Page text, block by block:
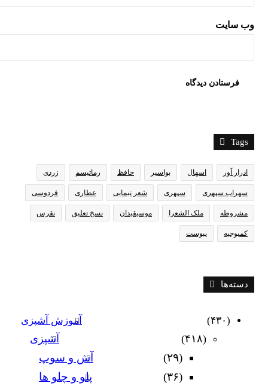
وب‌ سایت
Tags
ادرار آور اسهال بواسیر حافظ رماتیسم زردی
سهراب سپهری سپهری شعر نیمایی عطاری فردوسی
مشروطه ملک الشعرا موسیقیدان نسخ تعلیق نقرس
کمبوجیه یبوست
دسته‌ها
آموزش آشپزی (۴۳۰)
آشپزی (۴۱۸)
آش و سوپ
(۲۹)
پلو و چلو ها
(۳۶)